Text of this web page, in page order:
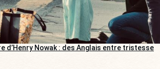
d’Henry Nowak : des Anglais entre tristesse